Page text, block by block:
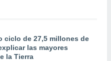
ciclo de 27,5 millones de
las mayores
la Tierra